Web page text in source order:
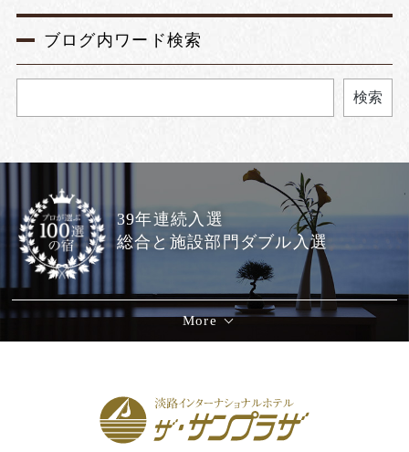
ブログ内ワード検索
検索
39年連続入選
総合と施設部門ダブル入選
More